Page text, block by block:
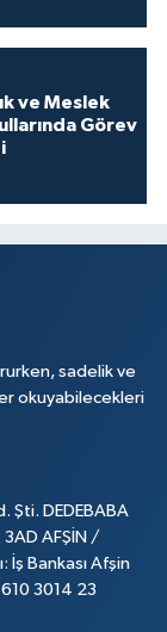
ve Meslek
Görev
sadelik ve
okuyabilecekleri
Şti. DEDEBABA
3AD AFŞİN /
İş Bankası Afşin
3014 23